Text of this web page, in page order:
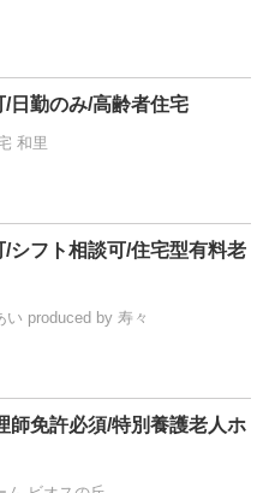
/日勤のみ/高齢者住宅
和里
/シフト相談可/住宅型有料老
produced by 寿々
師免許必須/特別養護老人ホ